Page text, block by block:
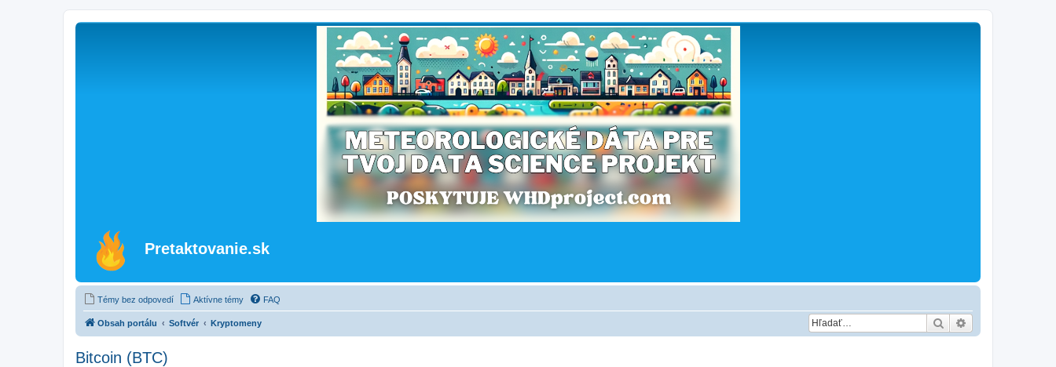
Pretaktovanie.sk
Témy bez odpovedí Aktívne témy FAQ
Obsah portálu Softvér Kryptomeny Hľadať
Bitcoin (BTC)